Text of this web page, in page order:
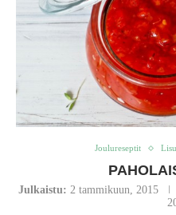
Joulureseptit
Julkaistu: 2 tammikuun, 2015